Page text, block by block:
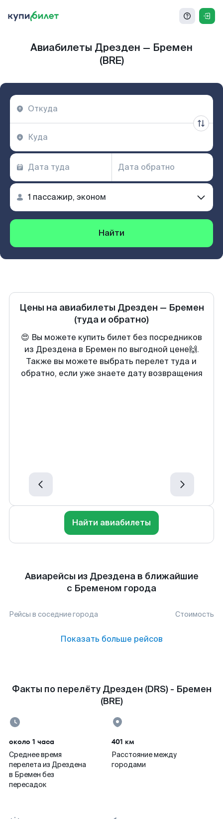
Авиабилеты Дрезден — Бремен
(BRE)
Найти
Цены на авиабилеты Дрезден — Бремен
(туда и обратно)
😍 Вы можете купить билет без посредников
из Дрездена в Бремен по выгодной цене🙌.
Также вы можете выбрать перелет туда и
обратно, если уже знаете дату возвращения
Найти авиабилеты
Авиарейсы из Дрездена в ближайшие
с Бременом города
Рейсы в соседние города Стоимость
Показать больше рейсов
Факты по перелёту Дрезден (DRS) - Бремен
(BRE)
около 1 часа
Среднее время
перелета из Дрездена
в Бремен без
пересадок
401 км
Расстояние между
городами